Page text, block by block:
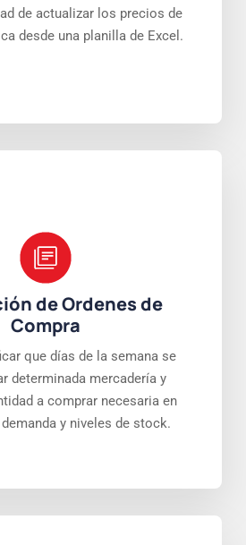
de actualizar los precios de
desde una planilla de Excel.
de Ordenes de
Compra
que días de la semana se
determinada mercadería y
a comprar necesaria en
y niveles de stock.